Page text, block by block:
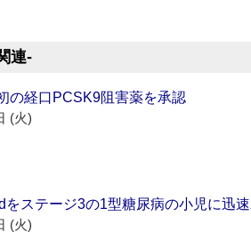
連‐
の経口PCSK9阻害薬を承認
(火)
をステージ3の1型糖尿病の小児に迅
(火)